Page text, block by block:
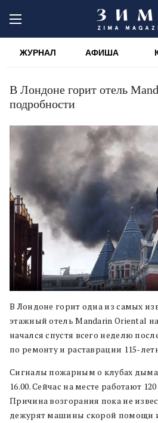
ЖУРНАЛ АФИША
В Лондоне горит отель
подробности
В Лондоне горит одна из самых
этажный отель Mandarin Oriental
начался спустя всего неделю
по ремонту и раставрации 115-
Сигналы пожарным о клубах дыма
16.00. Сейчас на месте работают
Причина возгорания пока не
дежурят машины скорой помощи